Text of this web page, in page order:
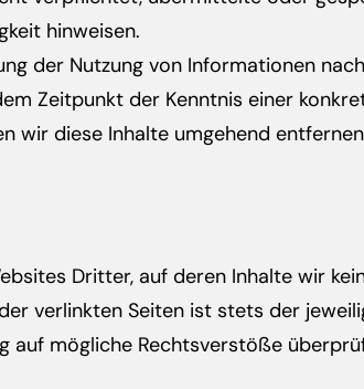
hinweisen.
der Nutzung von Informationen
Zeitpunkt der Kenntnis einer
wir diese Inhalte umgehend
Dritter, auf deren Inhalte wir
verlinkten Seiten ist stets der
auf mögliche Rechtsverstöße